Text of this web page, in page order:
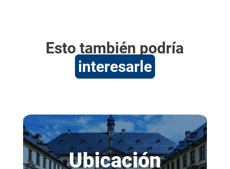
Esto también podría
interesarle
Ubicación